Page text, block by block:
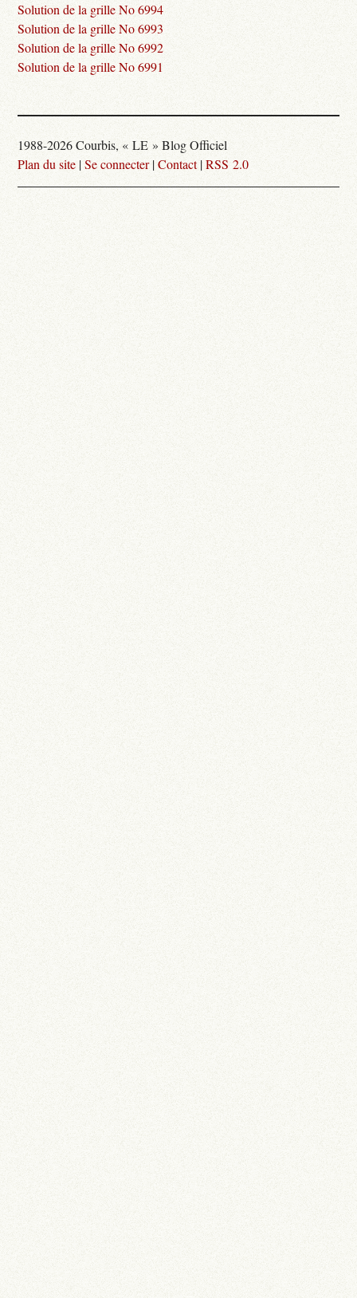
Solution de la grille No 6994
Solution de la grille No 6993
Solution de la grille No 6992
Solution de la grille No 6991
1988-2026 Courbis, « LE » Blog Officiel
Plan du site |Se connecter|Contact|RSS 2.0